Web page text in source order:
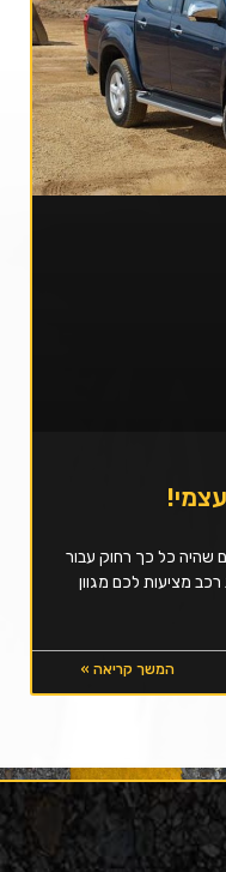
שהיה כל כך רחוק עבור
מציעות לכם מגוון
המשך קריאה »